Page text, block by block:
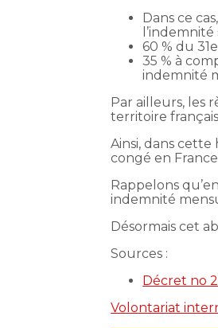
Dans ce
60 % du
35 % à
indemnité
Par ailleurs, les
territoire
Ainsi, dans
congé en
Rappelons
indemnité
Désormais cet
Sources :
Décret no
Volontariat